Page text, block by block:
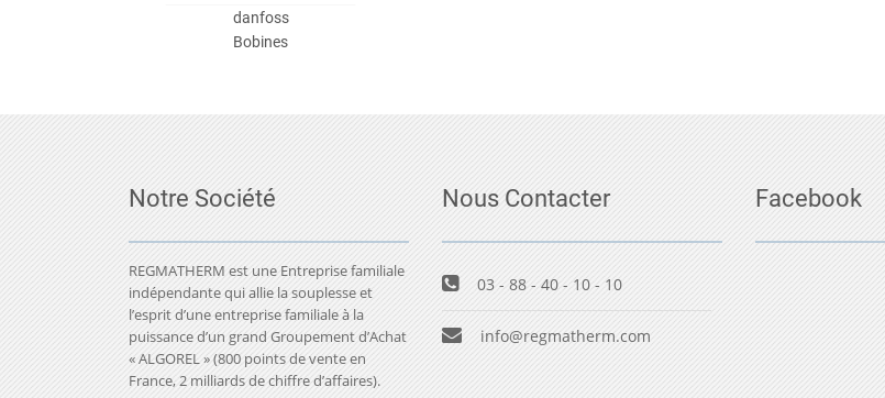
danfoss
Bobines
Notre Société
REGMATHERM est une Entreprise familiale
indépendante qui allie la souplesse et
l’esprit d’une entreprise familiale à la
puissance d’un grand Groupement d’Achat
« ALGOREL » (800 points de vente en
France, 2 milliards de chiffre d’affaires).
Nous Contacter
03 - 88 - 40 - 10 - 10
info@regmatherm.com
Facebook